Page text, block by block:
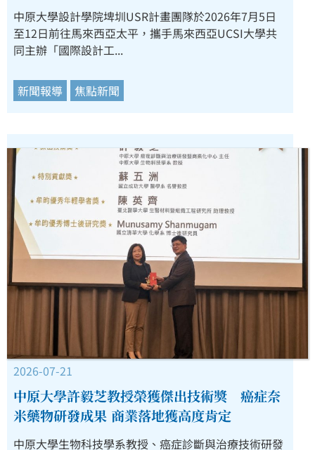
中原大學設計學院埤圳USR計畫團隊於2026年7月5日
至12日前往馬來西亞太平，攜手馬來西亞UCSI大學共
同主辦「國際設計工...
新聞報導 焦點新聞
2026-07-21
中原大學許毅芝教授榮獲傑出技術獎 癌症奈
米藥物研發成果 商業落地獲高度肯定
中原大學生物科技學系教授、癌症診斷與治療技術研發